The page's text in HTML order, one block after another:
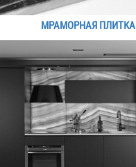
МРАМОРНАЯ ПЛИТКА